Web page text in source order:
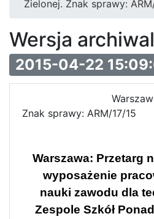
Zielonej. Znak sprawy:
Wersja
2015-04-22
Znak sprawy: ARM/17/15
Warszawa: Przetarg
wyposażenie
nauki zawodu dla
Zespole Szkół